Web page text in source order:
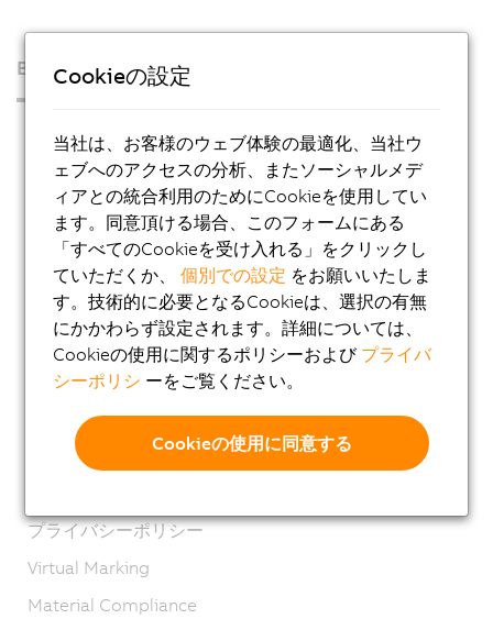
B&Rについて
プレス・ルーム
Blog
AutoMates
Eメール デジタルサービス
キャリア
各国の拠点
製品お問い合わせ・お見積り依頼 (メールで受け付け
ております)
Imprint
プライバシーポリシー
Virtual Marking
Material Compliance
Cookieの設定
当社は、お客様のウェブ体験の最適化、当社ウ
ェブへのアクセスの分析、またソーシャルメデ
ィアとの統合利用のためにCookieを使用してい
ます。同意頂ける場合、このフォームにある
「すべてのCookieを受け入れる」をクリックし
ていただくか、個別での設定 をお願いいたしま
す。技術的に必要となるCookieは、選択の有無
にかかわらず設定されます。詳細については、
Cookieの使用に関するポリシーおよび プライバ
シーポリシ ーをご覧ください。
Cookieの使用に同意する